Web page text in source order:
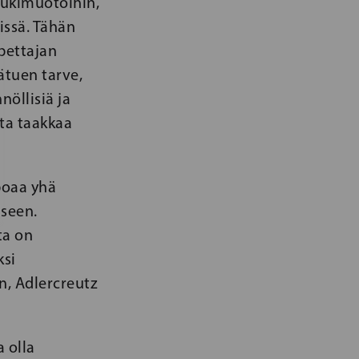
Tähän
tarve,
ja
taakkaa
yhä
on
Adlercreutz
olla